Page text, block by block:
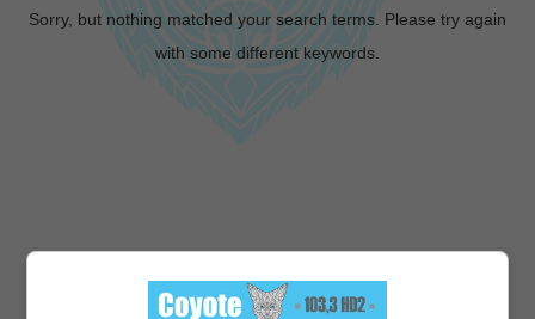
Sorry, but nothing matched your search terms. Please try again
with some different keywords.